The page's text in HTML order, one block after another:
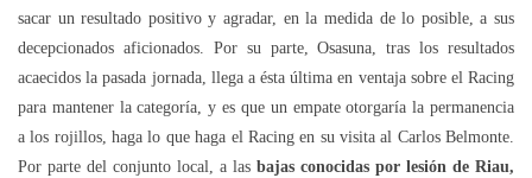
sacar un resultado positivo y agradar, en la medida de lo posible, a sus
decepcionados aficionados. Por su parte, Osasuna, tras los resultados
acaecidos la pasada jornada, llega a ésta última en ventaja sobre el Racing
para mantener la categoría, y es que un empate otorgaría la permanencia
a los rojillos, haga lo que haga el Racing en su visita al Carlos Belmonte.
Por parte del conjunto local, a las bajas conocidas por lesión de Riau,